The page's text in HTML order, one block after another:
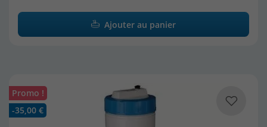
Ajouter au panier
Promo !
-35,00 €